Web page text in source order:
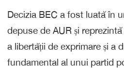
Decizia BEC a fost luată în
depuse de AUR și
a libertății de exprimare și a
fundamental al unui partid